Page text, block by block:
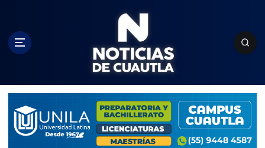
c